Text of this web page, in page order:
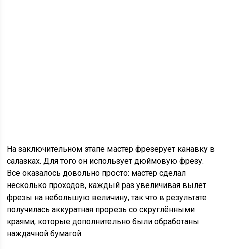
На заключительном этапе мастер фрезерует канавку в
салазках. Для того он использует дюймовую фрезу.
Всё оказалось довольно просто: мастер сделал
несколько проходов, каждый раз увеличивая вылет
фрезы на небольшую величину, так что в результате
получилась аккуратная прорезь со скруглёнными
краями, которые дополнительно были обработаны
наждачной бумагой.